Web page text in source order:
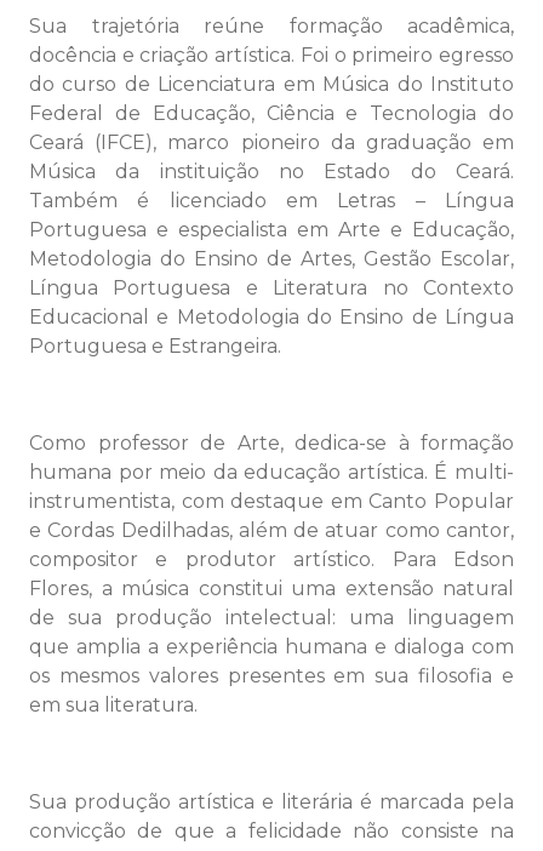
Sua trajetória reúne formação acadêmica,
docência e criação artística. Foi o primeiro egresso
do curso de Licenciatura em Música do Instituto
Federal de Educação, Ciência e Tecnologia do
Ceará (IFCE), marco pioneiro da graduação em
Música da instituição no Estado do Ceará.
Também é licenciado em Letras – Língua
Portuguesa e especialista em Arte e Educação,
Metodologia do Ensino de Artes, Gestão Escolar,
Língua Portuguesa e Literatura no Contexto
Educacional e Metodologia do Ensino de Língua
Portuguesa e Estrangeira.
Como professor de Arte, dedica-se à formação
humana por meio da educação artística. É multi-
instrumentista, com destaque em Canto Popular
e Cordas Dedilhadas, além de atuar como cantor,
compositor e produtor artístico. Para Edson
Flores, a música constitui uma extensão natural
de sua produção intelectual: uma linguagem
que amplia a experiência humana e dialoga com
os mesmos valores presentes em sua filosofia e
em sua literatura.
Sua produção artística e literária é marcada pela
convicção de que a felicidade não consiste na